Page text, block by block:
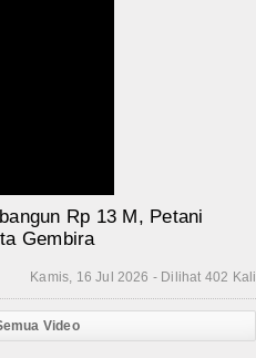
Rp 13 M, Petani
Gembira
Kamis, 16 Jul 2026 - Dilihat 402 Kali
Video